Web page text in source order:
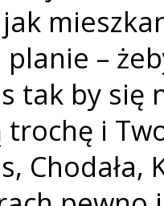
jak
–
tak by się
trochę i
Chodała,